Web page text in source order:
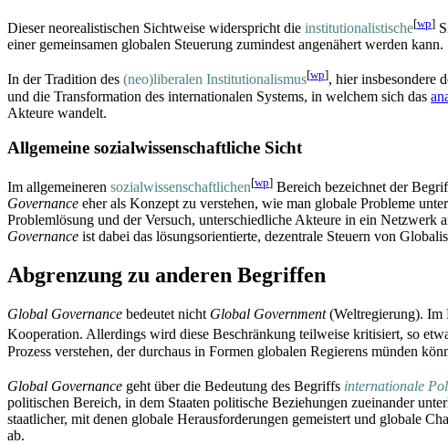
Dieser neorealistischen Sichtweise widerspricht die institutionalistische[wp]
einer gemeinsamen globalen Steuerung zumindest angenähert werden kann.
In der Tradition des (neo)liberalen Institutionalismus[wp], hier insbesondere
und die Transformation des internationalen Systems, in welchem sich das
Akteure wandelt.
Allgemeine sozialwissenschaftliche Sicht
Im allgemeineren sozial­wissen­schaftlichen[wp] Bereich bezeichnet der
Governance eher als Konzept zu verstehen, wie man globale Probleme
Problemlösung und der Versuch, unterschiedliche Akteure in ein Netzwerk
Governance ist dabei das lösungsorientierte, dezentrale Steuern von
Abgrenzung zu anderen Begriffen
Global Governance bedeutet nicht Global Government(Weltregierung). Im
Kooperation. Allerdings wird diese Beschränkung teilweise kritisiert, so
Prozess verstehen, der durchaus in Formen globalen Regierens münden
Global Governance geht über die Bedeutung des Begriffs internationale
politischen Bereich, in dem Staaten politische Beziehungen zueinander
staatlicher, mit denen globale Herausforderungen gemeistert und globale
ab.